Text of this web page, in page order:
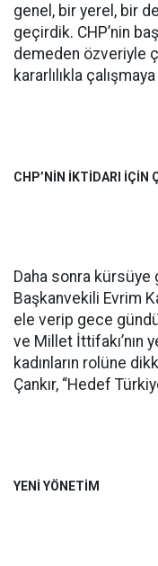
genel, bir yerel, bir
geçirdik. CHP’nin
demeden özveriyle
kararlılıkla
CHP’NİN İKTİDARI İÇİN
Daha sonra
Başkanvekili Evrim
ele verip gece
ve Millet İttifakı’nın
kadınların rolüne
Çankır, “Hedef
YENİ YÖNETİM